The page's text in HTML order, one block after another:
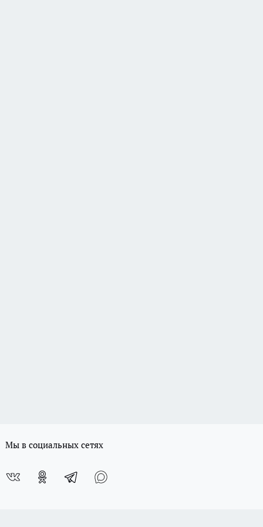
Мы в социальных сетях